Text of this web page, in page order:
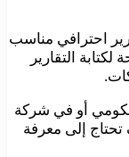
احترافي مناسب
التقارير
أو في شركة
إلى معرفة